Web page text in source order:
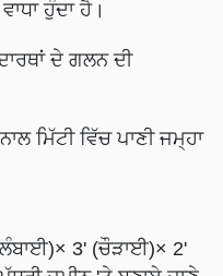
ਹੁੰਦਾ ਹੈ।
ਦੇ ਗਲਨ ਦੀ
ਮਿੱਟੀ ਵਿੱਚ ਪਾਣੀ ਜਮ੍ਹਾ
3' (ਚੌੜਾਈ)× 2'